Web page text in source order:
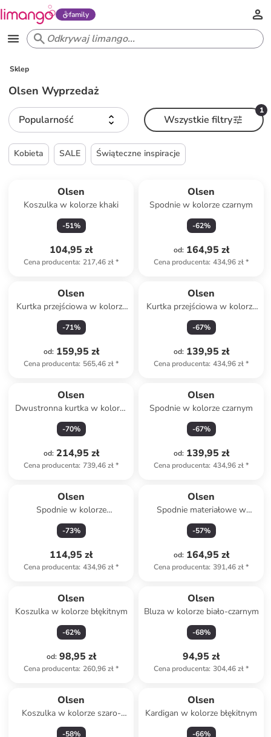
family
Sklep
Olsen Wyprzedaż
Popularność
1
Wszystkie filtry
Kobieta SALE Świąteczne inspiracje
Olsen
Koszulka w kolorze khaki
-51%
104,95 zł
Cena producenta: 217,46 zł*
Olsen
Spodnie w kolorze czarnym
-62%
od: 164,95 zł
Cena producenta: 434,96 zł*
Olsen
Kurtka przejściowa w kolorze
czerwonym
-71%
od: 159,95 zł
Cena producenta: 565,46 zł*
Olsen
Kurtka przejściowa w kolorze
zielonym
-67%
od: 139,95 zł
Cena producenta: 434,96 zł*
Olsen
Dwustronna kurtka w kolorze
błękitno-oliwkowym
-70%
od: 214,95 zł
Cena producenta: 739,46 zł*
Olsen
Spodnie w kolorze czarnym
-67%
od: 139,95 zł
Cena producenta: 434,96 zł*
Olsen
Spodnie w kolorze
granatowym
-73%
114,95 zł
Cena producenta: 434,96 zł*
Olsen
Spodnie materiałowe w
kolorze kremowym
-57%
od: 164,95 zł
Cena producenta: 391,46 zł*
Olsen
Koszulka w kolorze błękitnym
-62%
od: 98,95 zł
Cena producenta: 260,96 zł*
Olsen
Bluza w kolorze biało-czarnym
-68%
94,95 zł
Cena producenta: 304,46 zł*
Olsen
Koszulka w kolorze szaro-
czarnym
-58%
Olsen
Kardigan w kolorze błękitnym
-66%